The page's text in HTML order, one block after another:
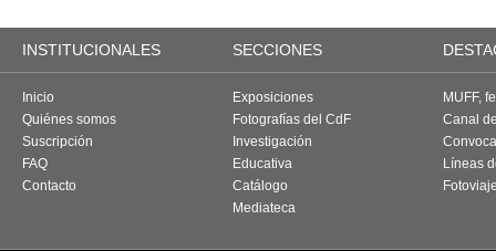
INSTITUCIONALES SECCIONES
Inicio
Quiénes somos
Suscripción
FAQ
Contacto
Exposiciones
Fotografías del CdF
Investigación
Educativa
Catálogo
Mediateca
MUFF,
Canal
Líneas